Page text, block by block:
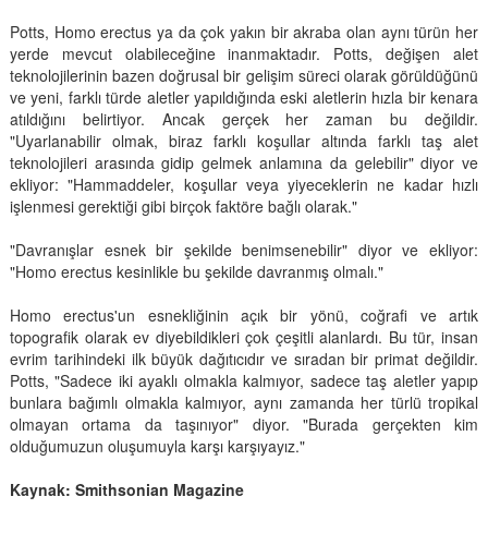
Potts, Homo erectus ya da çok yakın bir akraba olan aynı türün her
yerde mevcut olabileceğine inanmaktadır. Potts, değişen alet
teknolojilerinin bazen doğrusal bir gelişim süreci olarak görüldüğünü
ve yeni, farklı türde aletler yapıldığında eski aletlerin hızla bir kenara
atıldığını belirtiyor. Ancak gerçek her zaman bu değildir.
"Uyarlanabilir olmak, biraz farklı koşullar altında farklı taş alet
teknolojileri arasında gidip gelmek anlamına da gelebilir" diyor ve
ekliyor: "Hammaddeler, koşullar veya yiyeceklerin ne kadar hızlı
işlenmesi gerektiği gibi birçok faktöre bağlı olarak."
"Davranışlar esnek bir şekilde benimsenebilir" diyor ve ekliyor:
"Homo erectus kesinlikle bu şekilde davranmış olmalı."
Homo erectus'un esnekliğinin açık bir yönü, coğrafi ve artık
topografik olarak ev diyebildikleri çok çeşitli alanlardı. Bu tür, insan
evrim tarihindeki ilk büyük dağıtıcıdır ve sıradan bir primat değildir.
Potts, "Sadece iki ayaklı olmakla kalmıyor, sadece taş aletler yapıp
bunlara bağımlı olmakla kalmıyor, aynı zamanda her türlü tropikal
olmayan ortama da taşınıyor" diyor. "Burada gerçekten kim
olduğumuzun oluşumuyla karşı karşıyayız."
Kaynak: Smithsonian Magazine